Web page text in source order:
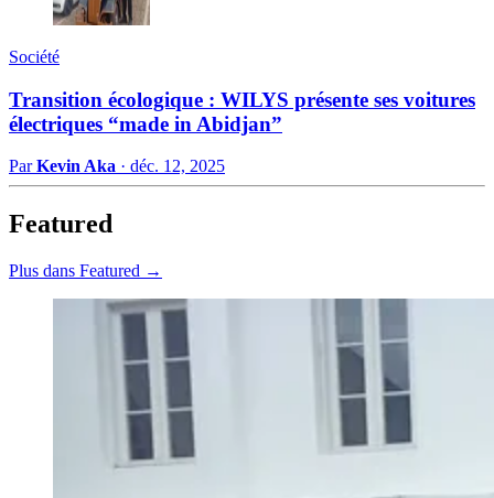
Société
Transition écologique : WILYS présente ses voitures
électriques “made in Abidjan”
ParKevin Aka · déc. 12, 2025
Featured
Plus dans Featured →